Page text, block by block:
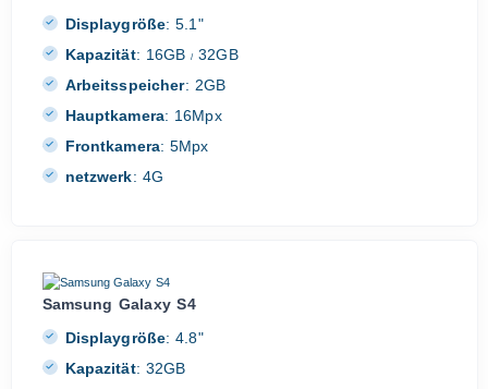
Displaygröße: 5.1"
Kapazität: 16GB/ 32GB
Arbeitsspeicher: 2GB
Hauptkamera: 16Mpx
Frontkamera: 5Mpx
netzwerk: 4G
Samsung Galaxy S4
Displaygröße: 4.8"
Kapazität: 32GB